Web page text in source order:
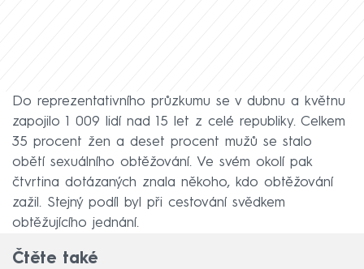
Do reprezentativního průzkumu se v dubnu a květnu
zapojilo 1 009 lidí nad 15 let z celé republiky. Celkem
35 procent žen a deset procent mužů se stalo
obětí sexuálního obtěžování. Ve svém okolí pak
čtvrtina dotázaných znala někoho, kdo obtěžování
zažil. Stejný podíl byl při cestování svědkem
obtěžujícího jednání.
Čtěte také